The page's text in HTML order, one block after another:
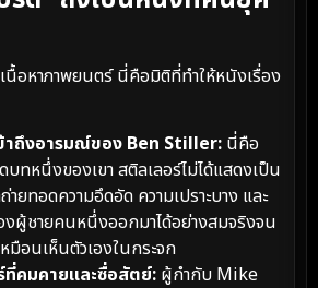
นื้อหาภาพยนตร์ นี่คือมิติที่ทำให้หนังเรื่อง
าถึงอารมณ์ของ Ben Stiller: นี่คือ
ทหนึ่งของเขา สติลเลอร์ไม่ได้แสดงเป็น
ายทอดความอึดอัด ความเปราะบาง และ
ผู้ชายคนหนึ่งออกมาได้อย่างสมจริงจน
มือนเห็นตัวเองในกระจก
คมคายและซื่อสัตย์: ผู้กำกับ Mike